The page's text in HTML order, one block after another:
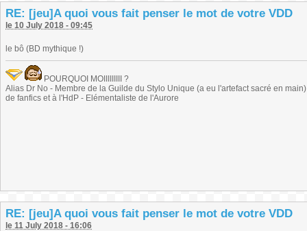
RE: [jeu]A quoi vous fait penser le mot de votre VDD
le 10 July 2018 - 09:45
le bô (BD mythique !)
POURQUOI MOIIIIIIIII ?
Alias Dr No - Membre de la Guilde du Stylo Unique (a eu l'artefact sacré en
de fanfics et à l'HdP - Elémentaliste de l'Aurore
RE: [jeu]A quoi vous fait penser le mot de votre VDD
le 11 July 2018 - 16:06